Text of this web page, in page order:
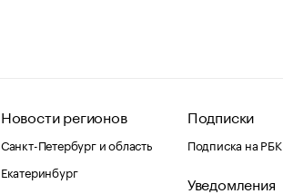
Новости регионов
Санкт-Петербург и область
Екатеринбург
Подписки
Подписка на РБК
Уведомления